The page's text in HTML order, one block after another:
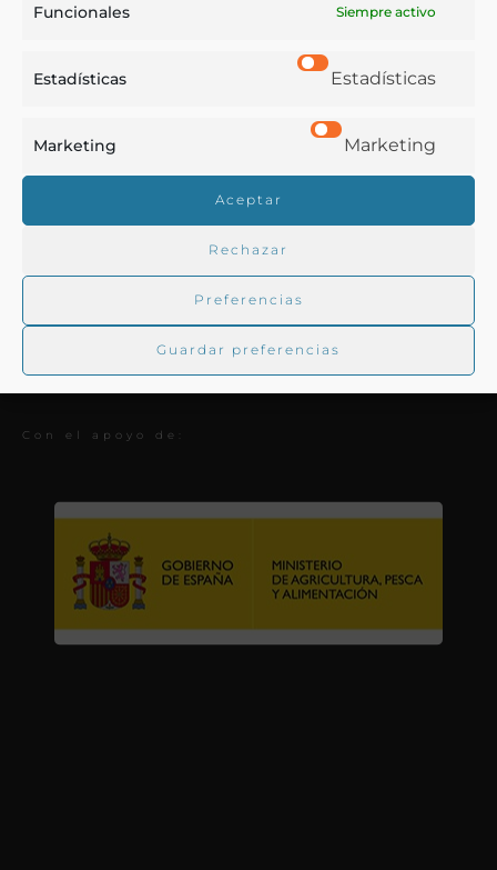
Funcionales Siempre activo
Estadísticas Estadísticas
Marketing Marketing
Aceptar
Rechazar
Preferencias
Guardar preferencias
Real Academia de Gastronomía
Trabajamos para difundir y proteger la cultura
La RAG
Con el apoyo de: